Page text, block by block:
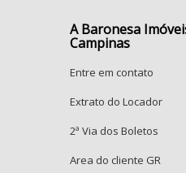
A Baronesa
Campinas
Entre em contato
Extrato do Locador
2ª Via dos Boletos
Area do cliente GR